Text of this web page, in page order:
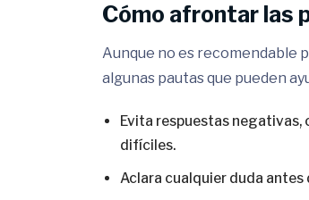
Cómo afrontar las
Aunque no es recomendable
algunas pautas que pueden
Evita respuestas negativas,
difíciles.
Aclara cualquier duda